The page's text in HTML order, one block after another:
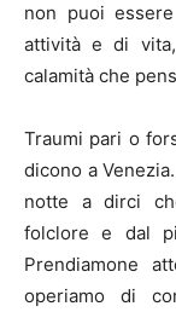
non puoi
attività e di
calamità che
Traumi pari o
dicono a
notte a dirci
folclore e dal
Prendiamone
operiamo di